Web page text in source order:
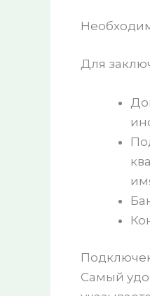
Для
Самый